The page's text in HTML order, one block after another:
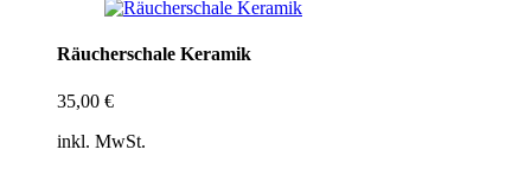
Räucherschale Keramik
35,00 €
inkl. MwSt.